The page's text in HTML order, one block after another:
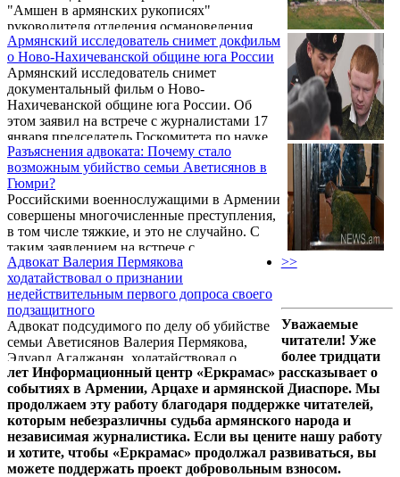
из-под ареста, другой – прекратил судебное
дело, и направил его в Конституционный
суд. Об этом во время встречи с
журналистами сказала адвокат Лусине
Саакян.
"Амшен в армянских рукописях"
руководителя отделения османоведения
института исследований в области
армяноведения Ереванского
государственного университета, кандидата
филологических наук Лусине Саакян.
Армянский исследователь снимет докфильм
о Ново-Нахичеванской общине юга России
Армянский исследователь снимет
документальный фильм о Ново-
Нахичеванской общине юга России. Об
этом заявил на встрече с журналистами 17
января председатель Госкомитета по науке
Министерства образования и науки
Армении Самвел Арутюнян.
Разъяснения адвоката: Почему стало
возможным убийство семьи Аветисянов в
Гюмри?
Российскими военнослужащими в Армении
совершены многочисленные преступления,
в том числе тяжкие, и это не случайно. С
таким заявлением на встрече с
журналистами 24 августа выступила
представитель правопреемника
Аветисянов, адвокат Лусине Саакян,
комментируя судебный приговор по делу
российского военнослужащего Валерия
Пермякова.
Адвокат Валерия Пермякова
ходатайствовал о признании
недействительным первого допроса своего
подзащитного
Адвокат подсудимого по делу об убийстве
семьи Аветисянов Валерия Пермякова,
Эдуард Агаджанян, ходатайствовал о
признании недействительным первого
допроса своего подзащитного. Ходатайство
поддержали представляющие интересы
потерпевшей стороны адвокаты и
правопреемники.
>>
Уважаемые
читатели! Уже
более тридцати
лет Информационный центр «Еркрамас» рассказывает о
событиях в Армении, Арцахе и армянской Диаспоре. Мы
продолжаем эту работу благодаря поддержке читателей,
которым небезразличны судьба армянского народа и
независимая журналистика. Если вы цените нашу работу
и хотите, чтобы «Еркрамас» продолжал развиваться, вы
можете поддержать проект добровольным взносом.